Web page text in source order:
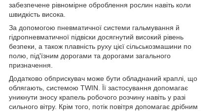
забезпечене рівномірне оброблення рослин навіть коли
швидкість висока.
За допомогою пневматичної системи гальмування й
гідропневматичної підвіски досягнутий високий рівень
безпеки, а також плавність руху цієї сільськозмашини по
полю, під'їзним дорогами та дорогами загального
призначення.
Додатково обприскувач може бути обладнаний краплі, що
облягають, системою TWIN. Її застосування допомагає
уникнути зносу крапель робочого розчину навіть у разі
сильного вітру. Крім того, потік повітря допомагає дрібним